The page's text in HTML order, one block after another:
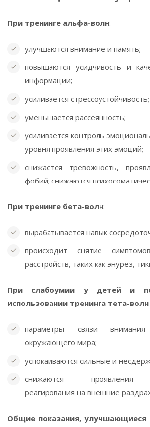
При тренинге альфа-волн:
улучшаются внимание и память;
повышаются усидчивость и
информации;
усиливается стрессоустойчивость;
уменьшается рассеянность;
усиливается контроль
уровня проявления этих эмоций;
снижается тревожность,
фобий; снижаются
При тренинге бета-волн:
вырабатывается навык
происходит снятие
расстройств, таких как энурез,
При слабоумии у детей и
использовании тренинга тета-
параметры связи
окружающего мира;
успокаиваются сильные и
снижаются проявления
реагирования на внешние
Общие показания, улучшающиеся